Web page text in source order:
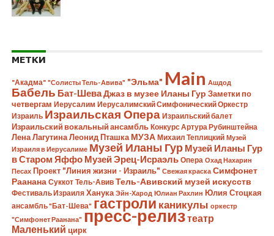
МЕТКИ
"Акадма" "Солисты Тель-Авива" "Эльма" Main Ашдод
Бабель Бат-ШеваДжаз в музее Иланы Гур Заметки по
четвергам Иерусалим Иерусалимский Симфонический Оркестр
Израиль Израильская Опера Израильский балет
Израильский вокальный ансамбль Конкурс Артура Рубинштейна
Лена Лагутина Леонид Пташка МУЗА Михаил Теплицкий Музей
Израиля в Иерусалиме Музей Иланы Гур Музей Иланы Гур
в Старом Яффо Музей Эрец-Исраэль Опера Охад Нахарин
Песах Проект "Линия жизни - Израиль" Свежая краска Симфонет
Раанана Суккот Тель-Авив Тель-Авивский музей искусств
Фестиваль Израиля Ханука Эйн-Харод Юлиан Рахлин Юлия Стоцкая
ансамбль "Бат-Шева" гастроли каникулы оркестр
"Симфонет Раанана" пресс-релизтеатр
Маленький цирк